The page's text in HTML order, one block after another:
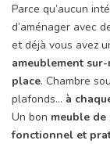
Parce qu’aucun
d’aménager avec
et déjà vous avez
ameublement
place. Chambre
plafonds… à
Un bon meuble
fonctionnel et